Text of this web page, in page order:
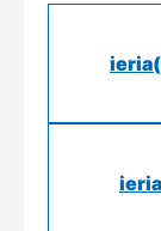
ieria(